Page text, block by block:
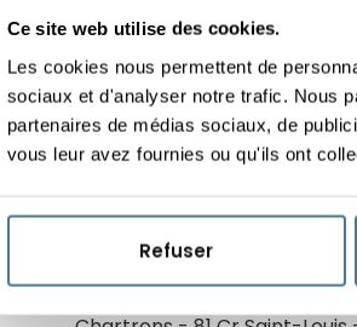
Ce site web utilise des cookies.
Les cookies nous permettent de
sociaux et d'analyser notre trafic. Nous
partenaires de médias sociaux, de
vous leur avez fournies ou qu'ils ont
Refuser
VOG®2 : arômes du vin - 4h
Bordeaux - Hôtel Mercure
Chartrons - 81 Cr Saint-Louis
Bordeaux
Week-end Initiation 12h (VOG
3)